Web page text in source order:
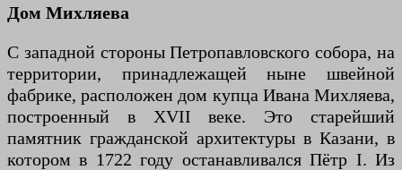
Дом Михляева
С западной стороны Петропавловского собора, на
территории, принадлежащей ныне швейной
фабрике, расположен дом купца Ивана Михляева,
построенный в XVII веке. Это старейший
памятник гражданской архитектуры в Казани, в
котором в 1722 году останавливался Пётр I. Из